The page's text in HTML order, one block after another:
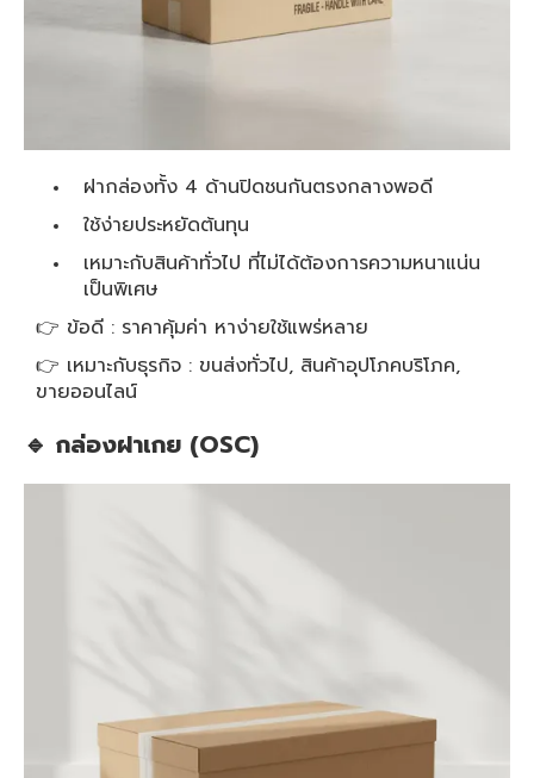
ฝากล่องทั้ง 4 ด้านปิดชนกันตรงกลางพอดี
ใช้ง่ายประหยัดต้นทุน
เหมาะกับสินค้าทั่วไป ที่ไม่ได้ต้องการความหนาแน่น
เป็นพิเศษ
👉 ข้อดี : ราคาคุ้มค่า หาง่ายใช้แพร่หลาย
👉 เหมาะกับธุรกิจ : ขนส่งทั่วไป, สินค้าอุปโภคบริโภค,
ขายออนไลน์
🔹 กล่องฝาเกย (OSC)